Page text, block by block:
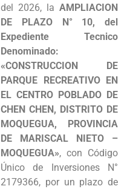
Intranet
del 2026, la AMPLIACION
DE PLAZO N° 10, del
Expediente Tecnico
Denominado:
«CONSTRUCCION DE
PARQUE RECREATIVO EN
EL CENTRO POBLADO DE
CHEN CHEN, DISTRITO DE
MOQUEGUA, PROVINCIA
DE MARISCAL NIETO –
MOQUEGUA», con Código
Único de Inversiones N°
2179366, por un plazo de